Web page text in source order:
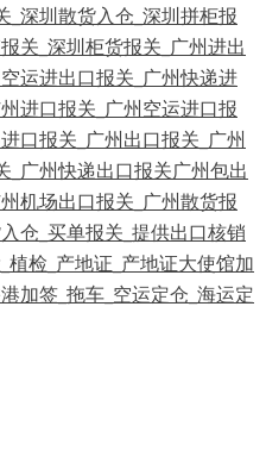
_深圳散货入仓_深圳拼柜报
关_深圳柜货报关_广州进出
运进出口报关_广州快递进
进口报关_广州空运进口报
口报关_广州出口报关_广州
_广州快递出口报关广州包出
机场出口报关_广州散货报
仓_买单报关_提供出口核销
植检_产地证_产地证大使馆加
加签_拖车_空运定仓_海运定